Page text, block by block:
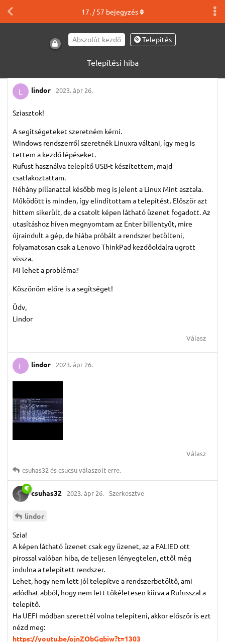
Abszolút kezdő Telepítés
Telepítési hiba
17. /57 bejegyzés
L lindor 2023. ápr 26.
Sziasztok!
A segítségeteket szeretném kérni.
Windows rendszerről szeretnék Linuxra váltani, így meg is
tettem a kezdő lépéseket.
Rufust használva telepítő USB-t készítettem, majd
csatlakoztattam.
Néhány pillanattal később meg is jelent a Linux Mint asztala.
Működött is minden, így elindítottam a telepítést. Először azt
hittem sikerült, de a csatolt képen látható üzenet fogadott. Az
utasításhoz híven megnyomtam az Enter billentyűt, mire
újraindult a gép, de hiába próbált a rendszer betölteni,
folyamatosan csak a Lenovo ThinkPad kezdőoldalra ugrott
vissza.
Mi lehet a probléma?
Köszönöm előre is a segítséget!
Üdv,
Lindor
Válasz
L lindor 2023. ápr 26.
Válasz
csuhas32 éscsucsuválaszolt erre.
csuhas32 2023. ápr 26. Szerkesztve
lindor
Szia!
A képen látható üzenet csak egy üzenet, az a FALIED ott
pirossal valóban hiba, de teljesen lényegtelen, ettől még
indulna a telepített rendszer.
Lehet, hogy nem lett jól telepítve a rendszerbetöltő, ami
adódhat abból, hogy nem lett tökéletesen kiírva a Rufusszal a
telepítő.
Ha UEFI módban szerettél volna telepíteni, akkor először is ezt
nézd meg:
https://youtu.be/ojnZObGqbiw?t=1303